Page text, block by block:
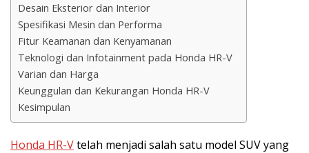
Desain Eksterior dan Interior
Spesifikasi Mesin dan Performa
Fitur Keamanan dan Kenyamanan
Teknologi dan Infotainment pada Honda HR-V
Varian dan Harga
Keunggulan dan Kekurangan Honda HR-V
Kesimpulan
Honda HR-Vtelah menjadi salah satu model SUV yang